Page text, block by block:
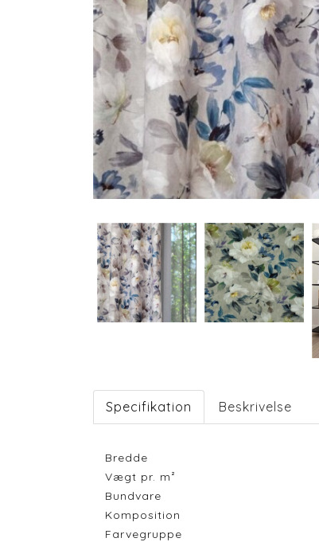
Specifikation Beskrivelse
Bredde
Vægt pr. m²
Bundvare
Komposition
Farvegruppe